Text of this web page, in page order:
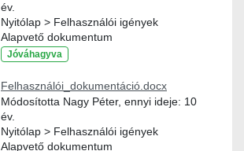
év.
Nyitólap > Felhasználói igények
Alapvető dokumentum
Jóváhagyva
Felhasználói_dokumentáció.docx
Módosította Nagy Péter, ennyi ideje: 10
év.
Nyitólap > Felhasználói igények
Alapvető dokumentum